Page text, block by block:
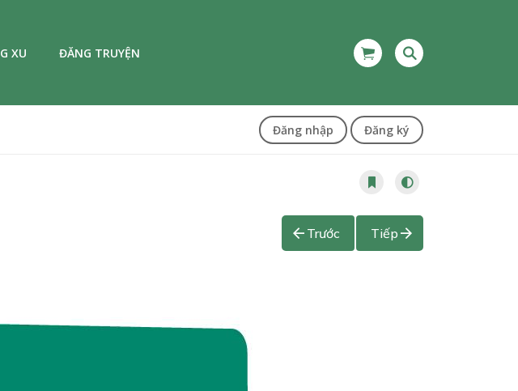
XU ĐĂNG TRUYỆN
Đăng nhập Đăng ký
Trước Tiếp